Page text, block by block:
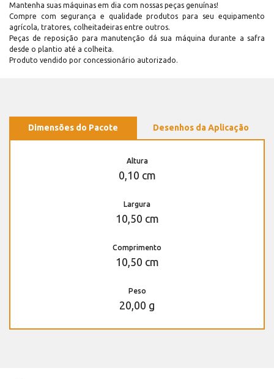
Mantenha suas máquinas em dia com nossas peças genuínas!
Compre com segurança e qualidade produtos para seu equipamento
agrícola, tratores, colheitadeiras entre outros.
Peças de reposição para manutenção dá sua máquina durante a safra
desde o plantio até a colheita.
Produto vendido por concessionário autorizado.
Dimensões do Pacote Desenhos da Aplicação
Altura
0,10 cm
Largura
10,50 cm
Comprimento
10,50 cm
Peso
20,00 g